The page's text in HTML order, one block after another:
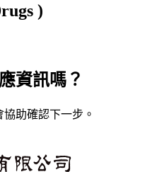
)
資訊嗎？
助確認下一步。